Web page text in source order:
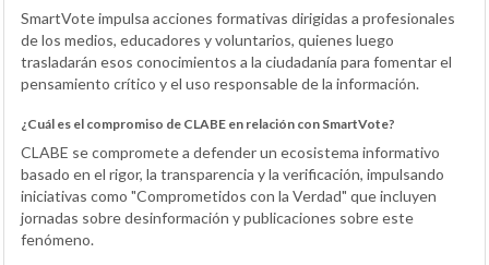
SmartVote impulsa acciones formativas dirigidas a profesionales
de los medios, educadores y voluntarios, quienes luego
trasladarán esos conocimientos a la ciudadanía para fomentar el
pensamiento crítico y el uso responsable de la información.
¿Cuál es el compromiso de CLABE en relación con SmartVote?
CLABE se compromete a defender un ecosistema informativo
basado en el rigor, la transparencia y la verificación, impulsando
iniciativas como "Comprometidos con la Verdad" que incluyen
jornadas sobre desinformación y publicaciones sobre este
fenómeno.